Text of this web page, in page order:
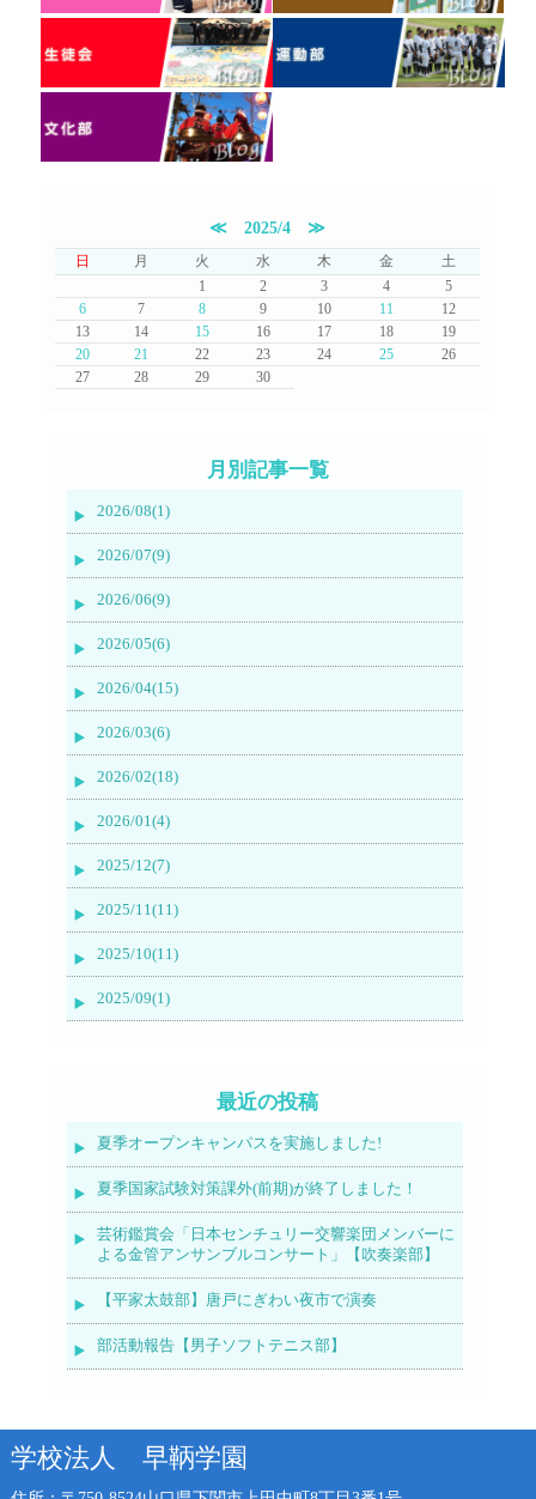
≪2025/4 ≫
日 月 火 水 木 金
土
1
2 3 4
5
6
7 8 9 10 11
12
13
14 15 16 17 18
19
20
21 22 23 24 25
26
27
28 29 30
月別記事一覧
2026/08(1)
2026/07(9)
2026/06(9)
2026/05(6)
2026/04(15)
2026/03(6)
2026/02(18)
2026/01(4)
2025/12(7)
2025/11(11)
2025/10(11)
2025/09(1)
最近の投稿
夏季オープンキャンパスを実施しました!
夏季国家試験対策課外(前期)が終了しました！
芸術鑑賞会「日本センチュリー交響楽団メンバーに
よる金管アンサンブルコンサート」【吹奏楽部】
【平家太鼓部】唐戸にぎわい夜市で演奏
部活動報告【男子ソフトテニス部】
学校法人 早鞆学園